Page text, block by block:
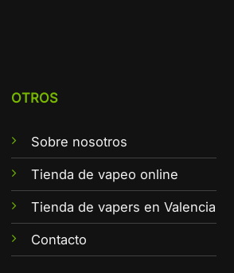
OTROS
Sobre nosotros
Tienda de vapeo online
Tienda de vapers en Valencia
Contacto